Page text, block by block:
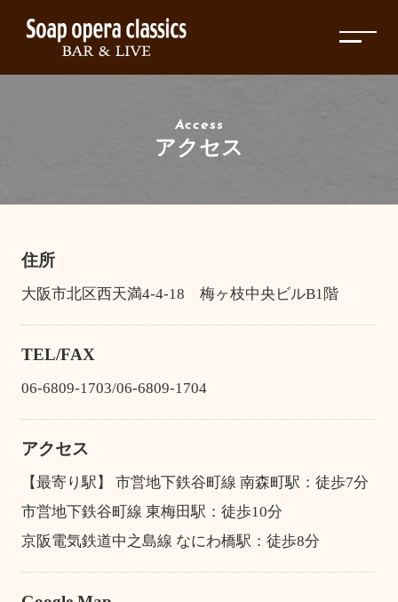
Access
アクセス
住所
大阪市北区西天満4-4-18 梅ヶ枝中央ビルB1階
TEL/FAX
06-6809-1703/06-6809-1704
アクセス
【最寄り駅】 市営地下鉄谷町線 南森町駅：徒歩7分
市営地下鉄谷町線 東梅田駅：徒歩10分
京阪電気鉄道中之島線 なにわ橋駅：徒歩8分